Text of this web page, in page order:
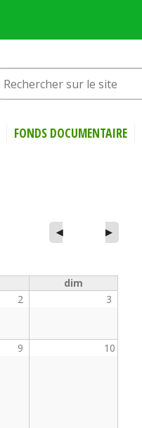
FONDS DOCUMENTAIRE
◀ ▶
dim
2 3
9
10